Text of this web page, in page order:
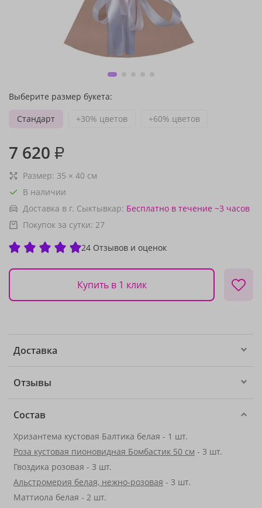
Выберите размер букета:
Стандарт
+30% цветов +60% цветов
7 620 ₽
Размер: 35 × 40 см
В наличии
Доставка в г. Сыктывкар: Бесплатно в течение ~3 часов
Покупок за сутки: 27
24 Отзывов и оценок
Купить в 1 клик
Доставка
Отзывы
Состав
Хризантема кустовая Балтика белая - 1 шт.
Роза кустовая пионовидная Бомбастик 50 см - 3 шт.
Гвоздика розовая - 3 шт.
Альстромерия белая, нежно-розовая - 3 шт.
Маттиола белая - 2 шт.